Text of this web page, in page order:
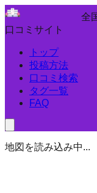
全
口コミサイト
トップ
投稿方法
口コミ検索
タグ一覧
FAQ
地図を読み込み中...